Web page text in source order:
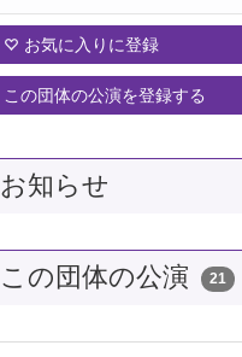
お気に入りに登録
この団体の公演を登録する
お知らせ
この団体の公演 21